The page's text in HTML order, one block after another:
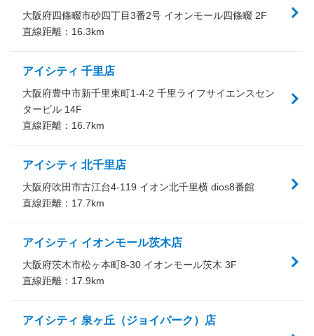
大阪府四條畷市砂四丁目3番2号 イオンモール四條畷 2F
直線距離： 16.3km
アイシティ 千里店
大阪府豊中市新千里東町1-4-2 千里ライフサイエンスセン
タービル 14F
直線距離： 16.7km
アイシティ 北千里店
大阪府吹田市古江台4-119 イオン北千里横 dios8番館
直線距離： 17.7km
アイシティ イオンモール茨木店
大阪府茨木市松ヶ本町8-30 イオンモール茨木 3F
直線距離： 17.9km
アイシティ 泉ヶ丘（ジョイパーク）店